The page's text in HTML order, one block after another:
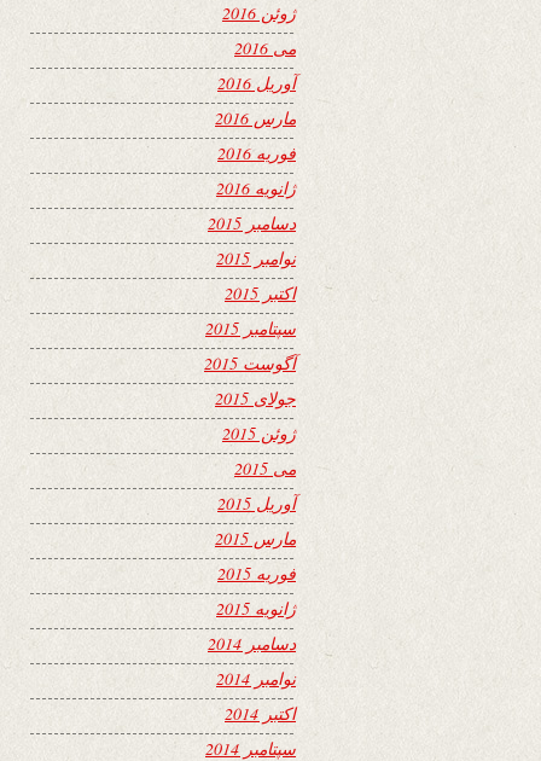
ژوئن 2016
می 2016
آوریل 2016
مارس 2016
فوریه 2016
ژانویه 2016
دسامبر 2015
نوامبر 2015
اکتبر 2015
سپتامبر 2015
آگوست 2015
جولای 2015
ژوئن 2015
می 2015
آوریل 2015
مارس 2015
فوریه 2015
ژانویه 2015
دسامبر 2014
نوامبر 2014
اکتبر 2014
سپتامبر 2014